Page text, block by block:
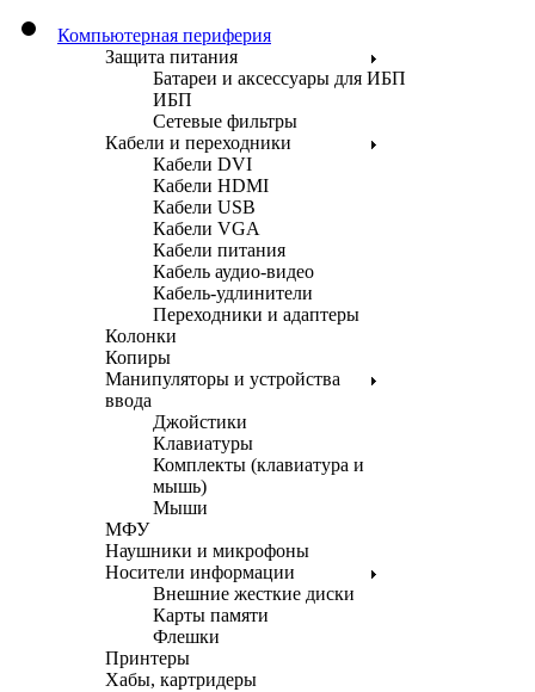
Компьютерная периферия
Защита питания
Батареи и аксессуары для ИБП
ИБП
Сетевые фильтры
Кабели и переходники
Кабели DVI
Кабели HDMI
Кабели USB
Кабели VGA
Кабели питания
Кабель аудио-видео
Кабель-удлинители
Переходники и адаптеры
Колонки
Копиры
Манипуляторы и устройства
ввода
Джойстики
Клавиатуры
Комплекты (клавиатура и
мышь)
Мыши
МФУ
Наушники и микрофоны
Носители информации
Внешние жесткие диски
Карты памяти
Флешки
Принтеры
Хабы, картридеры